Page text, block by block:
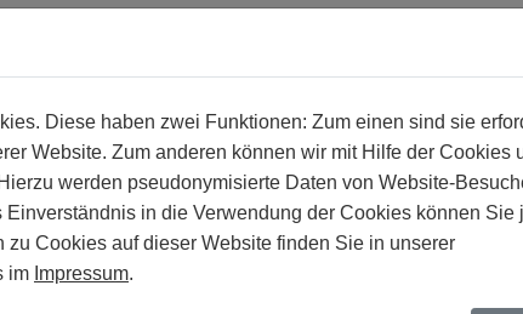
GAY PRIDE VS. NO
KEINE HOMOPHOBIE AN
MELDUNGEN | EUROPA |
NEUERSCHEINUNG:DAS
HERAUSGEGEBENE
Diese haben zwei Funktionen: Zum einen sind sie
Website. Zum anderen können wir mit Hilfe der Cookies
werden pseudonymisierte Daten von Website-
in die Verwendung der Cookies können Sie
zu Cookies auf dieser Website finden Sie in unserer
im Impressum.